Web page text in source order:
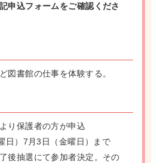
申込フォームをご確認くださ
図書館の仕事を体験する。
り保護者の方が申込
日）7月3日（金曜日）まで
後抽選にて参加者決定。その